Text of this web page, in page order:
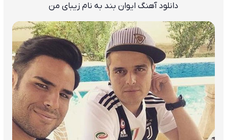
دانلود آهنگ ایوان بند به نام زیبای من